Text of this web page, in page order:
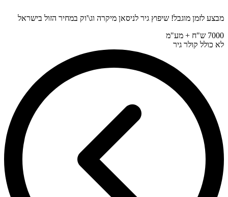
מבצע לזמן מוגבל! שיפוץ גיר לניסאן מיקרה וג\'וק במחיר הזול בישראל
7000 ש"ח + מע"מ
לא כולל קולר גיר